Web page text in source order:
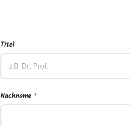
Titel
Nachname *